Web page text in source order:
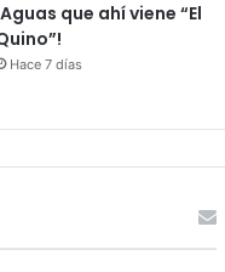
que ahí viene “El
Hace 7 días